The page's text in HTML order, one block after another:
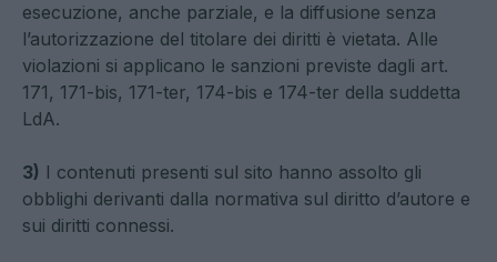
esecuzione, anche parziale, e la diffusione senza
l’autorizzazione del titolare dei diritti è vietata. Alle
violazioni si applicano le sanzioni previste dagli art.
171, 171-bis, 171-ter, 174-bis e 174-ter della suddetta
LdA.
3) I contenuti presenti sul sito hanno assolto gli
obblighi derivanti dalla normativa sul diritto d’autore e
sui diritti connessi.